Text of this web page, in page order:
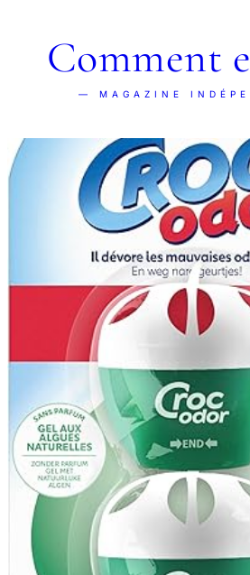
Comment
— MAGAZINE